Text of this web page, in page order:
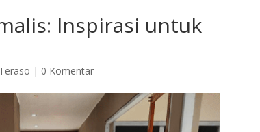
Inspirasi untuk
| 0 Komentar